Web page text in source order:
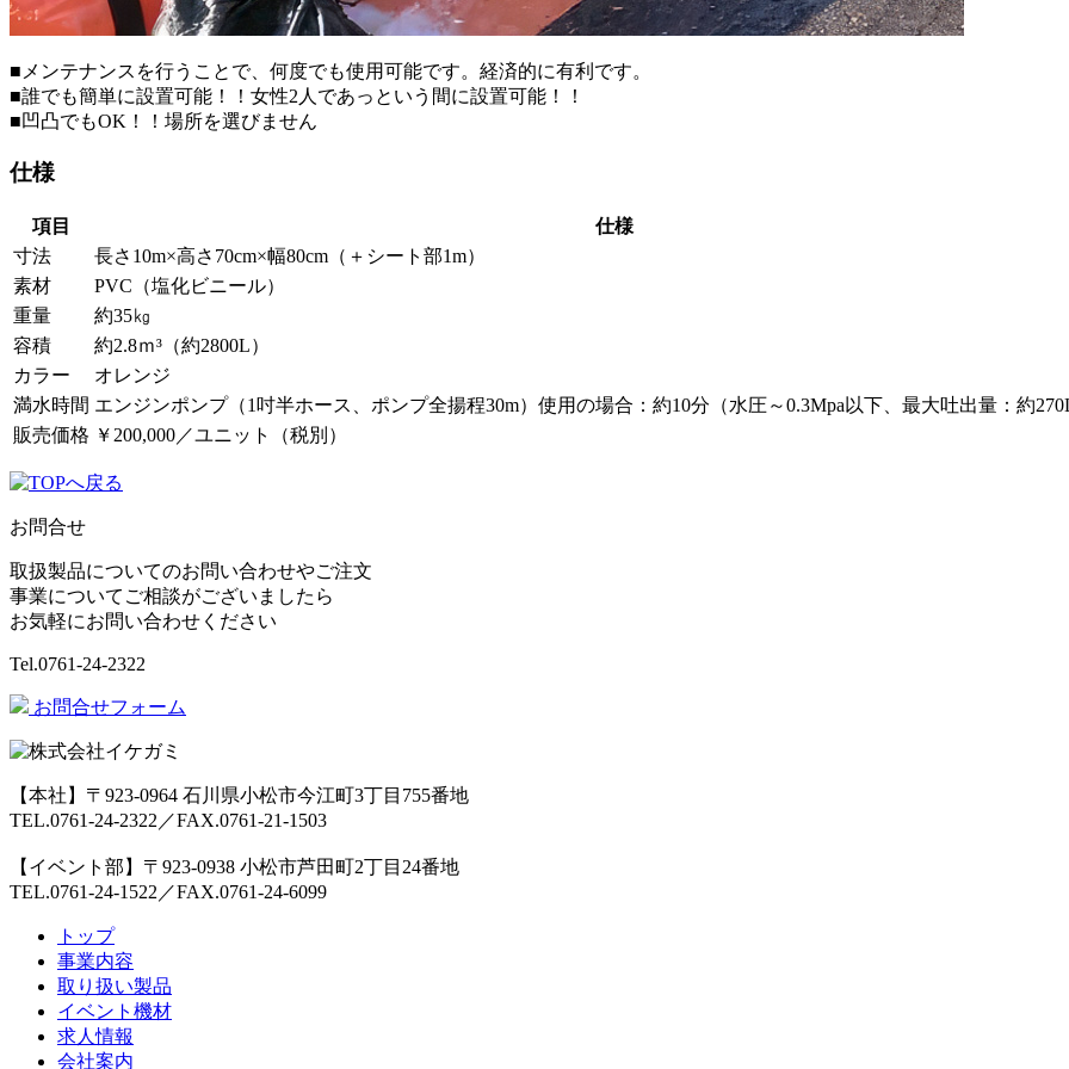
■メンテナンスを行うことで、何度でも使用可能です。経済的に有利です。
■誰でも簡単に設置可能！！女性2人であっという間に設置可能！！
■凹凸でもOK！！場所を選びません
仕様
項目
仕様
寸法
長さ10m×高さ70cm×幅80cm（＋シート部1m）
素材
PVC（塩化ビニール）
重量
約35㎏
容積
約2.8ｍ³（約2800L）
カラー
オレンジ
満水時間 エンジンポンプ（1吋半ホース、ポンプ全揚程30m）使用の場合：約10分（水圧～0.3Mpa以下、最大吐出量：約
販売価格 ￥200,000／ユニット（税別）
お問合せ
取扱製品についてのお問い合わせやご注文
事業についてご相談がございましたら
お気軽にお問い合わせください
Tel.0761-24-2322
お問合せフォーム
【本社】〒923-0964 石川県小松市今江町3丁目755番地
TEL.0761-24-2322／FAX.0761-21-1503
【イベント部】〒923-0938 小松市芦田町2丁目24番地
TEL.0761-24-1522／FAX.0761-24-6099
トップ
事業内容
取り扱い製品
イベント機材
求人情報
会社案内